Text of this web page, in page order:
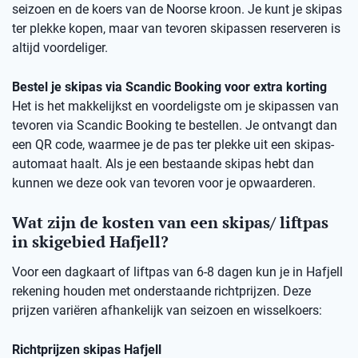
seizoen en de koers van de Noorse kroon. Je kunt je skipas
ter plekke kopen, maar van tevoren skipassen reserveren is
altijd voordeliger.
Bestel je skipas via Scandic Booking voor extra korting
Het is het makkelijkst en voordeligste om je skipassen van
tevoren via Scandic Booking te bestellen. Je ontvangt dan
een QR code, waarmee je de pas ter plekke uit een skipas-
automaat haalt. Als je een bestaande skipas hebt dan
kunnen we deze ook van tevoren voor je opwaarderen.
Wat zijn de kosten van een skipas/ liftpas
in skigebied Hafjell?
Voor een dagkaart of liftpas van 6-8 dagen kun je in Hafjell
rekening houden met onderstaande richtprijzen. Deze
prijzen variëren afhankelijk van seizoen en wisselkoers:
Richtprijzen skipas Hafjell